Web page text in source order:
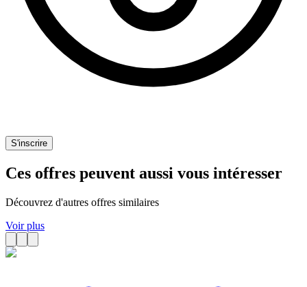
S'inscrire
Ces offres peuvent aussi vous intéresser
Découvrez d'autres offres similaires
Voir plus